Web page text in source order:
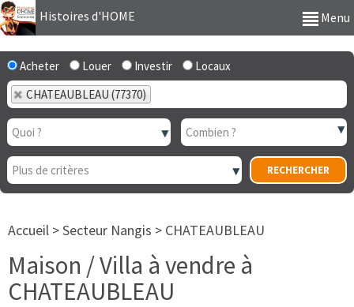
Histoires d'HOME Menu
Acheter Louer Investir
Locaux
CHATEAUBLEAU (77370)
Accueil >Secteur Nangis > CHATEAUBLEAU
Maison / Villa à vendre à
CHATEAUBLEAU